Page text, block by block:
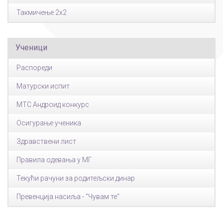
Такмичење 2x2
Ученици
Распореди
Матурски испит
МТС Андроид конкурс
Осигурање ученика
Здравствени лист
Правила одевања у МГ
Текући рачуни за родитељски динар
Превенција насиља - "Чувам те"